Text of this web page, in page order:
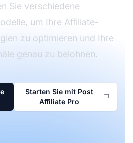
Sie verschiedene
um Ihre Affiliate-
zu optimieren und Ihre
genau zu belohnen.
Starten Sie mit Post
Affiliate Pro